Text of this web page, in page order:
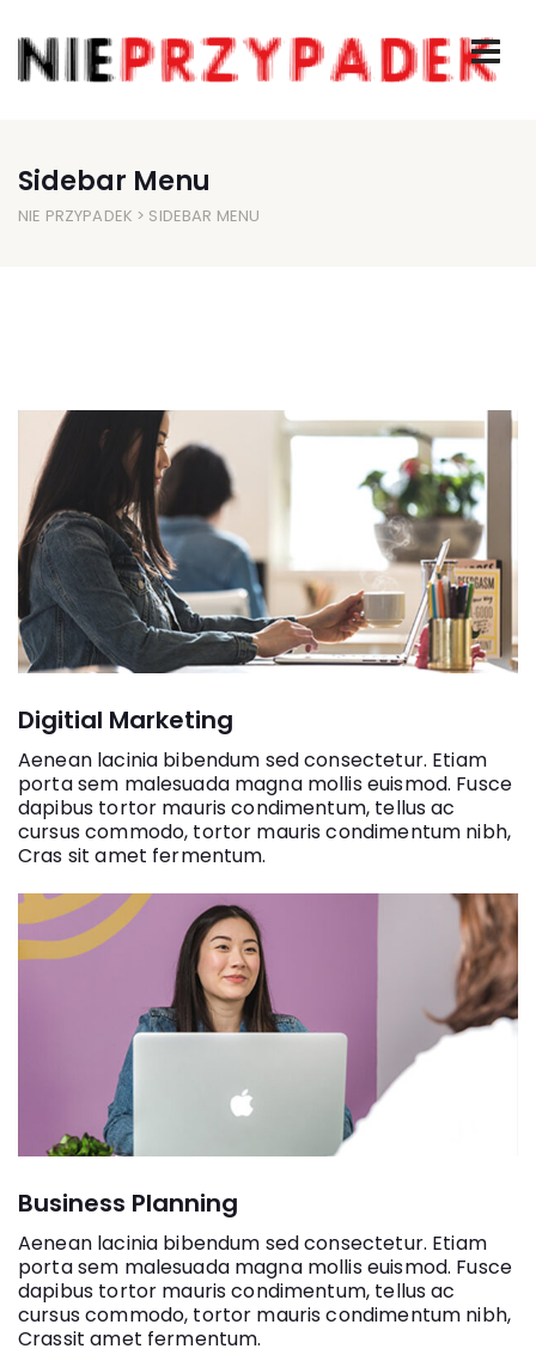
Sidebar Menu
NIE PRZYPADEK > SIDEBAR MENU
Digitial Marketing
Aenean lacinia bibendum sed consectetur. Etiam
porta sem malesuada magna mollis euismod. Fusce
dapibus tortor mauris condimentum, tellus ac
cursus commodo, tortor mauris condimentum nibh,
Cras sit amet fermentum.
Business Planning
Aenean lacinia bibendum sed consectetur. Etiam
porta sem malesuada magna mollis euismod. Fusce
dapibus tortor mauris condimentum, tellus ac
cursus commodo, tortor mauris condimentum nibh,
Crassit amet fermentum.